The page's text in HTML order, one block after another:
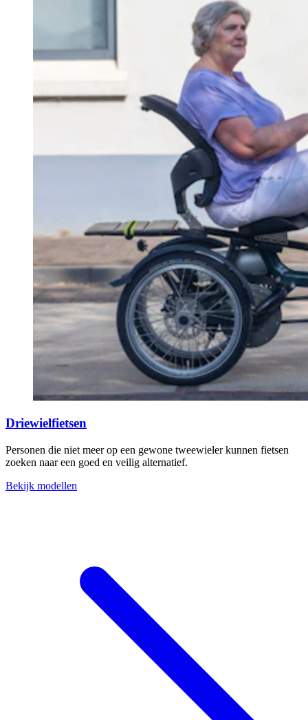
Driewielfietsen
Personen die niet meer op een gewone tweewieler kunnen fietsen
zoeken naar een goed en veilig alternatief.
Bekijk modellen